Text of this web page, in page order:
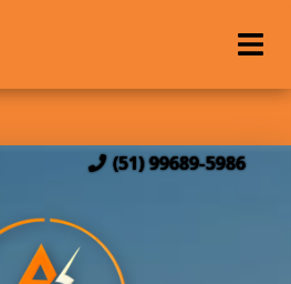
(51) 99689-5986